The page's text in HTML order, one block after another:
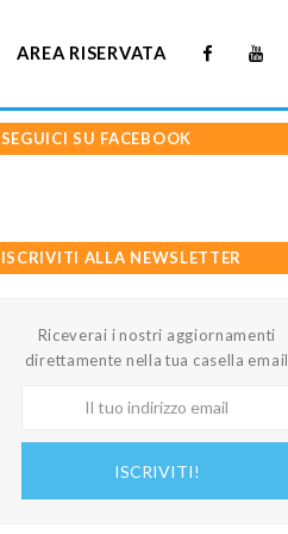
AREA RISERVATA
SEGUICI SU FACEBOOK
ISCRIVITI ALLA NEWSLETTER
Riceverai i nostri aggiornamenti
direttamente nella tua casella email
ISCRIVITI!